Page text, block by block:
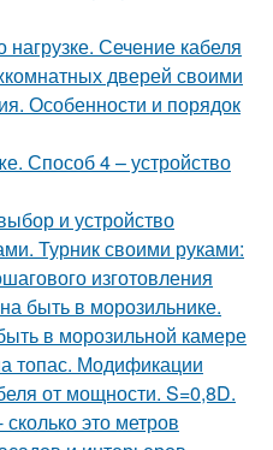
Сечение кабеля
дверей своими
Особенности и порядок
Способ 4 – устройство
и устройство
Турник своими руками:
изготовления
быть в морозильнике.
в морозильной камере
топас. Модификации
от мощности. S=0,8D.
это метров